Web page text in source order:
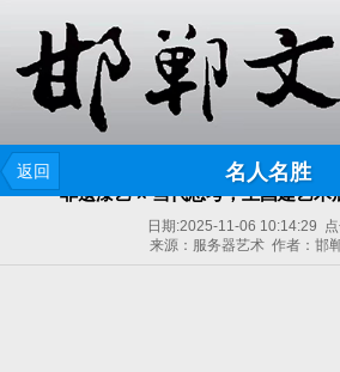
返回 名人名胜
非遗漆艺 × 当代思考，王国建艺术
日期:2025-11-06 10:14:29
来源：服务器艺术 作者：邯